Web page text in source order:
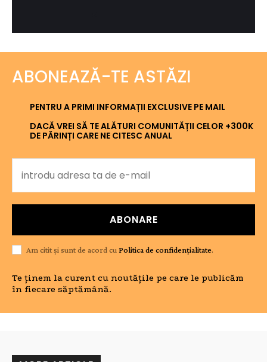
ABONEAZĂ-TE ASTĂZI
PENTRU A PRIMI INFORMAȚII EXCLUSIVE PE MAIL
DACĂ VREI SĂ TE ALĂTURI COMUNITĂȚII CELOR +300K
DE PĂRINȚI CARE NE CITESC ANUAL
ABONARE
Am citit și sunt de acord cu Politica de confidențialitate.
Te ținem la curent cu noutățile pe care le publicăm
în fiecare săptămână.